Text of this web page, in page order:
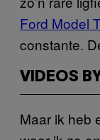
Ford Model
constante.
VIDEOS
Maar ik heb